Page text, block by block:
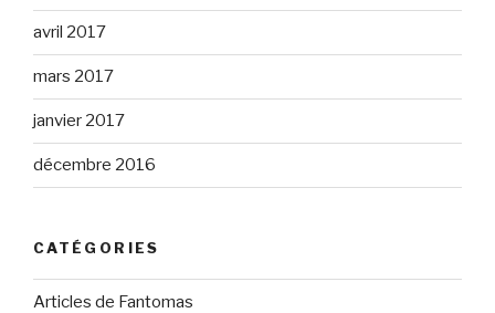
avril 2017
mars 2017
janvier 2017
décembre 2016
CATÉGORIES
Articles de Fantomas